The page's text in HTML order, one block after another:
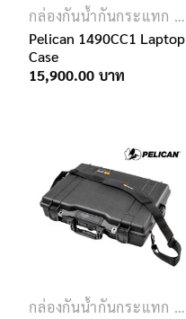
กล่องกันน้ำกันกระแทก PELICAN
Pelican 1490CC1 Laptop
Case
15,900.00
กล่องกันน้ำกันกระแทก PELICAN